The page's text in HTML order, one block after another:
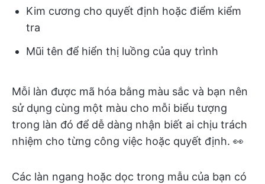
Kim cương cho quyết định hoặc điểm kiểm
tra
Mũi tên để hiển thị luồng của quy trình
Mỗi làn được mã hóa bằng màu sắc và bạn nên
sử dụng cùng một màu cho mỗi biểu tượng
trong làn đó để dễ dàng nhận biết ai chịu trách
nhiệm cho từng công việc hoặc quyết định. 👀
Các làn ngang hoặc dọc trong mẫu của bạn có